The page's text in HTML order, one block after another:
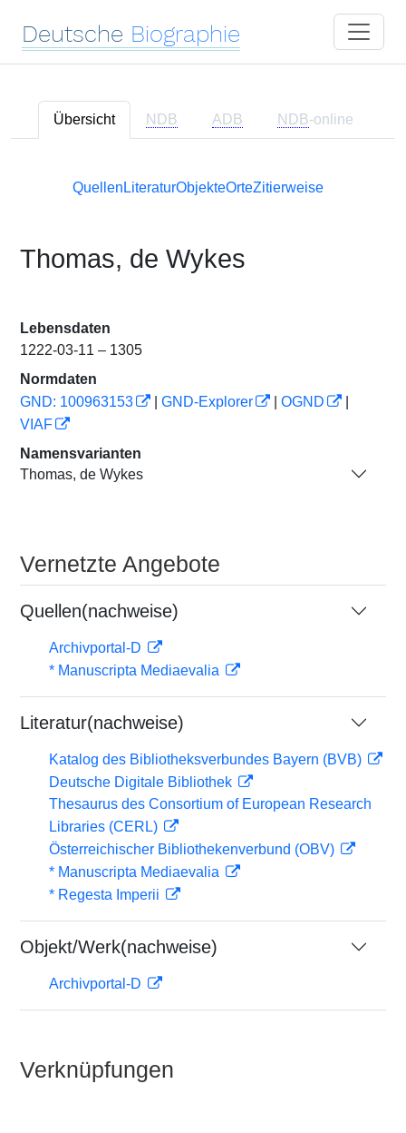
Deutsche Biographie
Übersicht NDB ADB NDB-online
Quellen LiteraturObjekteOrteZitierweise
Thomas, de Wykes
Lebensdaten
1222-03-11 – 1305
Normdaten
GND: 100963153
GND-Explorer OGND
VIAF
Namensvarianten
Thomas, de Wykes
Vernetzte Angebote
Quellen(nachweise)
Archivportal-D
* Manuscripta Mediaevalia
Literatur(nachweise)
Katalog des Bibliotheksverbundes Bayern (BVB)
Deutsche Digitale Bibliothek
Thesaurus des Consortium of European Research
Libraries (CERL)
Österreichischer Bibliothekenverbund (OBV)
* Manuscripta Mediaevalia
* Regesta Imperii
Objekt/Werk(nachweise)
Archivportal-D
Verknüpfungen